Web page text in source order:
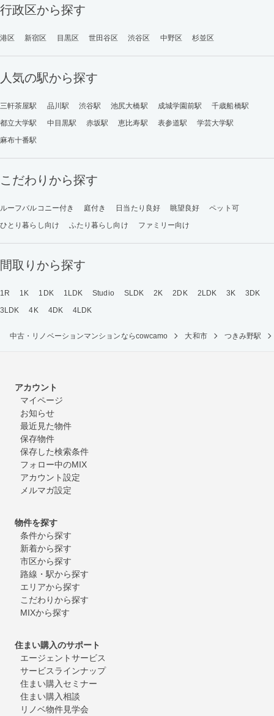
行政区から探す
港区 新宿区 目黒区 世田谷区 渋谷区 中野区 杉並区
人気の駅から探す
三軒茶屋駅 品川駅 渋谷駅 池尻大橋駅 成城学園前駅
千歳船橋駅
都立大学駅
中目黒駅 赤坂駅 恵比寿駅 表参道駅
学芸大学駅
麻布十番駅
こだわりから探す
ルーフバルコニー付き 庭付き 日当たり良好 眺望良好
ペット可
ひとり暮らし向け
ふたり暮らし向け ファミリー向け
間取りから探す
1R 1K 1DK 1LDK Studio SLDK 2K 2DK 2LDK 3K
3DK
3LDK
4K 4DK 4LDK
中古・リノベーションマンションならcowcamo 大和市 つきみ野駅
アカウント
マイページ
お知らせ
最近見た物件
保存物件
保存した検索条件
フォロー中のMIX
アカウント設定
メルマガ設定
物件を探す
条件から探す
新着から探す
市区から探す
路線・駅から探す
エリアから探す
こだわりから探す
MIXから探す
住まい購入のサポート
エージェントサービス
サービスラインナップ
住まい購入セミナー
住まい購入相談
リノベ物件見学会